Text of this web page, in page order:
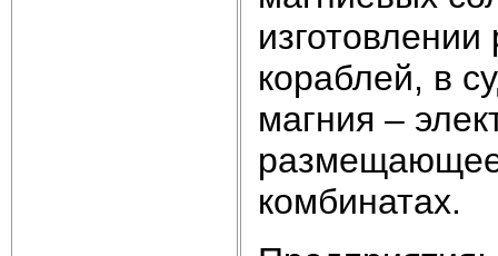
кораблей, в
магния –
комбинатах.